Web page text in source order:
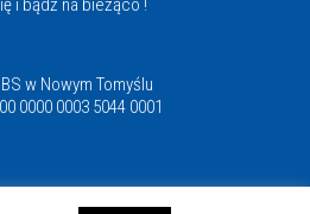
i bądź na bieżąco !
w Nowym Tomyślu
0000 0003 5044 0001